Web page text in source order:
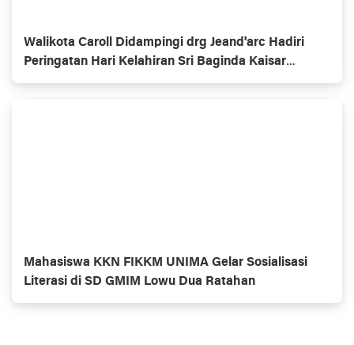
Walikota Caroll Didampingi drg Jeand'arc Hadiri
Peringatan Hari Kelahiran Sri Baginda Kaisar
Jepang
Mahasiswa KKN FIKKM UNIMA Gelar Sosialisasi
Literasi di SD GMIM Lowu Dua Ratahan